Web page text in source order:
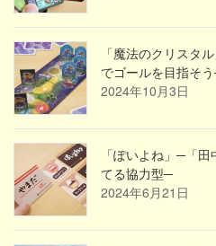
「魔法のクリスタ
でゴールを目指そ
2024年10月3日
「ぽいよね」─「
てる協力型─
2024年6月21日